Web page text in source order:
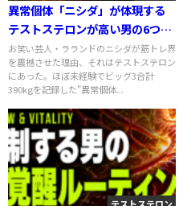
異常個体「ニシダ」が体現する
テストステロンが高い男の6つの
サイン
お笑い芸人・ラランドのニシダが筋トレ界
を震撼させた理由、それはテストステロン
にあった。ほぼ未経験でビッグ3合計
390kgを記録した"異常個体...